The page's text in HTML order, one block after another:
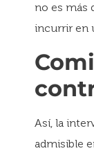
no es más
incurrir en
Así, la
admisible